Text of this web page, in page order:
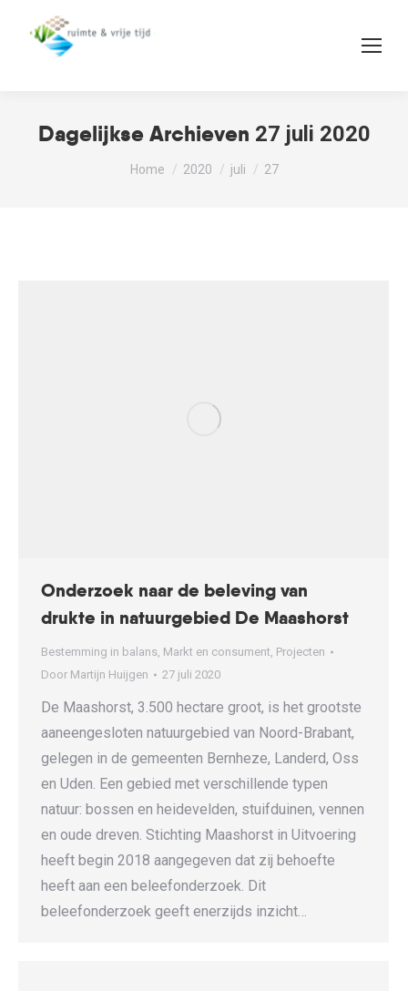
Dagelijkse Archieven 27 juli 2020
Je bent hier:
Home 2020 juli 27
Onderzoek naar de beleving van
drukte in natuurgebied De Maashorst
Bestemming in balans, Markt en consument, Projecten
Door Martijn Huijgen 27 juli 2020
De Maashorst, 3.500 hectare groot, is het grootste
aaneengesloten natuurgebied van Noord-Brabant,
gelegen in de gemeenten Bernheze, Landerd, Oss
en Uden. Een gebied met verschillende typen
natuur: bossen en heidevelden, stuifduinen, vennen
en oude dreven. Stichting Maashorst in Uitvoering
heeft begin 2018 aangegeven dat zij behoefte
heeft aan een beleefonderzoek. Dit
beleefonderzoek geeft enerzijds inzicht…